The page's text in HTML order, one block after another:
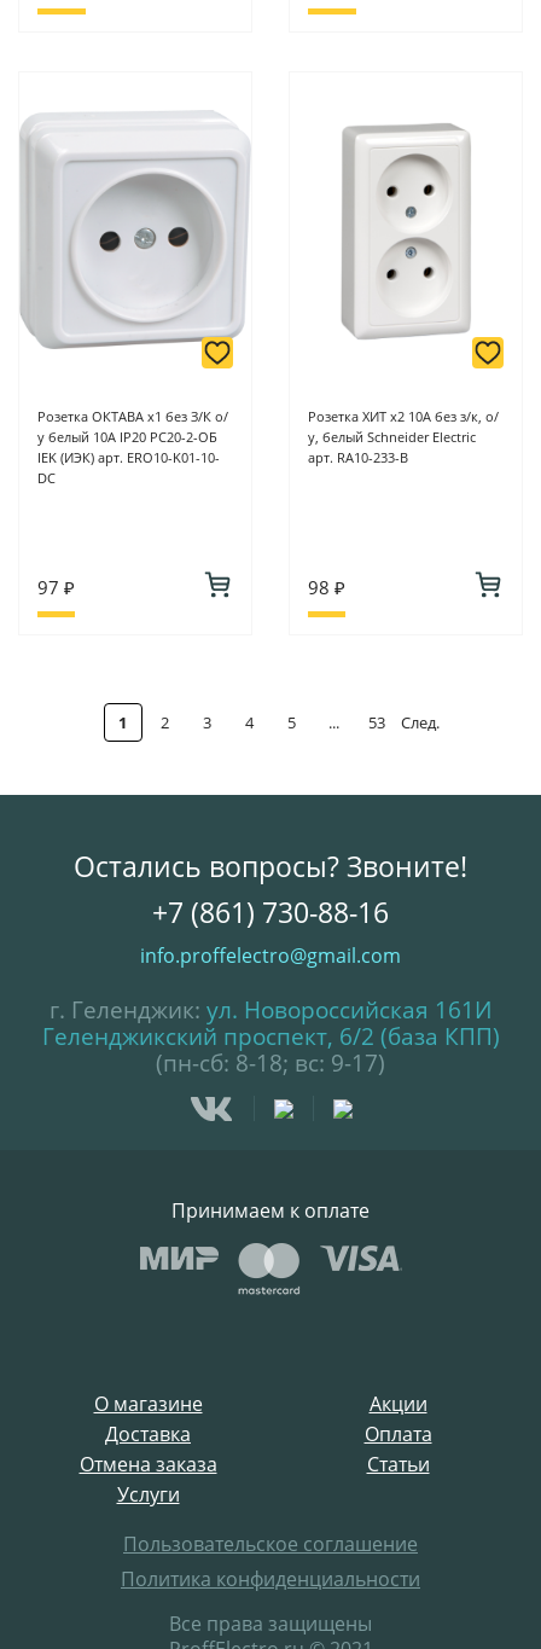
Розетка ОКТАВА х1 без З/К о/
у белый 10А IP20 РС20-2-ОБ
IEK (ИЭК) арт. ERO10-K01-10-
DC
97 ₽
Розетка ХИТ х2 10А без з/к, о/
у, белый Schneider Electric
арт. RA10-233-B
98 ₽
1 2 3 4 5 ... 53 След.
О магазине
Акции
Доставка
Оплата
Отмена заказа
Статьи
Услуги
Пользовательское соглашение
Политика конфиденциальности
Все права защищены
Остались вопросы? Звоните!
+7 (861) 730-88-16
info.proffelectro@gmail.com
г. Геленджик: ул. Новороссийская 161И
Геленджикский проспект, 6/2 (база КПП)
(пн-сб: 8-18; вс: 9-17)
Принимаем к оплате